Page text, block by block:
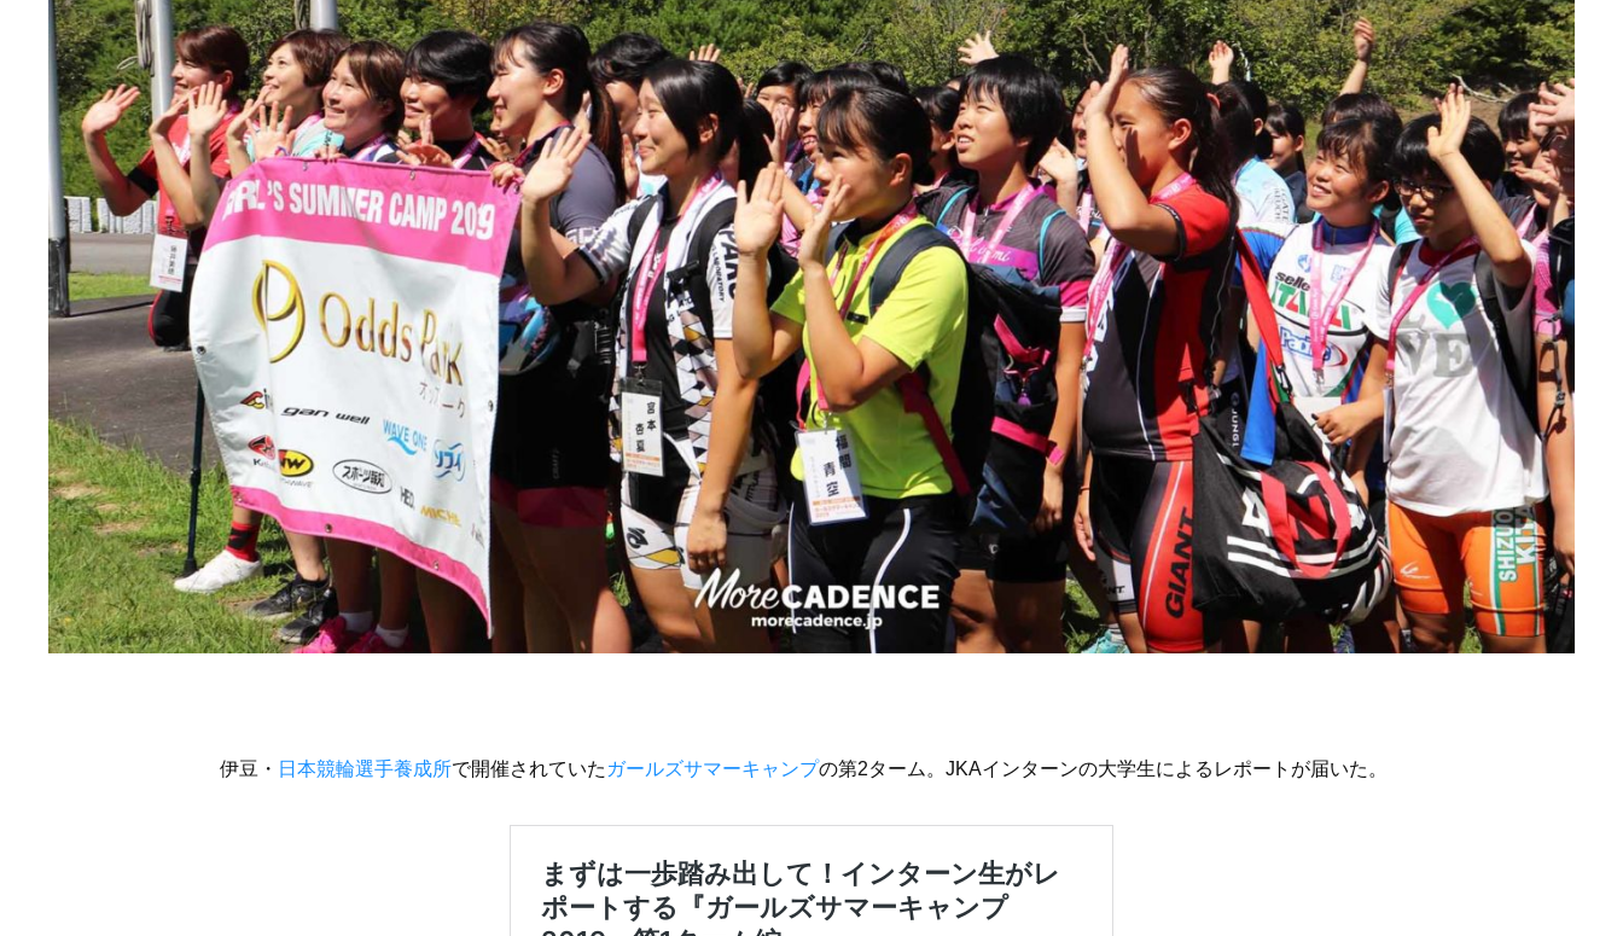
伊豆・ 日本競輪選手養成所で開催されていた ガールズサマーキャンプの第2ターム。JKAインターンの大学生によるレポートが届いた。